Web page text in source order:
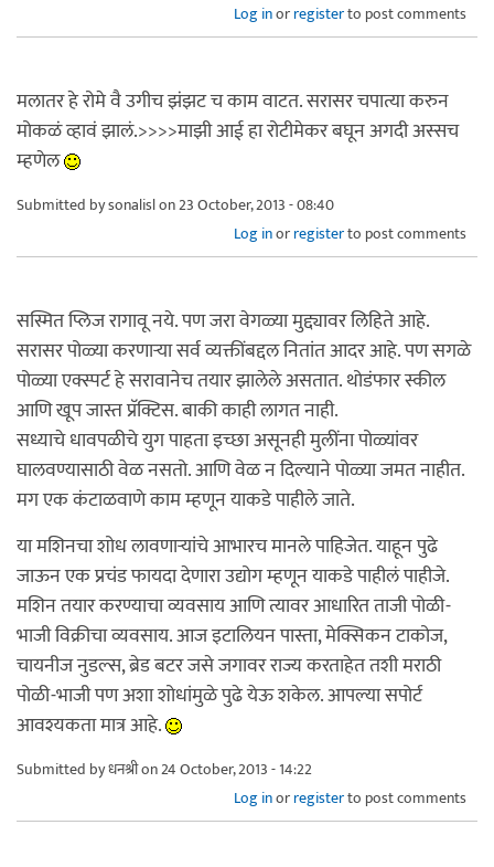
Log inorregisterto post comments
मलातर हे रोमे वै उगीच झंझट च काम वाटत. सरासर चपात्या करुन
मोकळं व्हावं झालं.>>>>माझी आई हा रोटीमेकर बघून अगदी अस्सच
म्हणेल
Submitted bysonalislon 23 October, 2013 - 08:40
Log inorregisterto post comments
सस्मित प्लिज रागावू नये. पण जरा वेगळ्या मुद्द्यावर लिहिते आहे.
सरासर पोळ्या करणार्‍या सर्व व्यक्तींबद्दल नितांत आदर आहे. पण सगळे
पोळ्या एक्स्पर्ट हे सरावानेच तयार झालेले असतात. थोडंफार स्कील
आणि खूप जास्त प्रॅक्टिस. बाकी काही लागत नाही.
सध्याचे धावपळीचे युग पाहता इच्छा असूनही मुलींना पोळ्यांवर
घालवण्यासाठी वेळ नसतो. आणि वेळ न दिल्याने पोळ्या जमत नाहीत.
मग एक कंटाळवाणे काम म्हणून याकडे पाहीले जाते.
या मशिनचा शोध लावणार्‍यांचे आभारच मानले पाहिजेत. याहून पुढे
जाऊन एक प्रचंड फायदा देणारा उद्योग म्हणून याकडे पाहीलं पाहीजे.
मशिन तयार करण्याचा व्यवसाय आणि त्यावर आधारित ताजी पोळी-
भाजी विक्रीचा व्यवसाय. आज इटालियन पास्ता, मेक्सिकन टाकोज,
चायनीज नुडल्स, ब्रेड बटर जसे जगावर राज्य करताहेत तशी मराठी
पोळी-भाजी पण अशा शोधांमुळे पुढे येऊ शकेल. आपल्या सपोर्ट
आवश्यकता मात्र आहे.
Submitted byधनश्रीon 24 October, 2013 - 14:22
Log inorregisterto post comments